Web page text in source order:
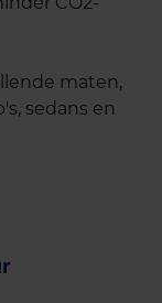
maten,
sedans en